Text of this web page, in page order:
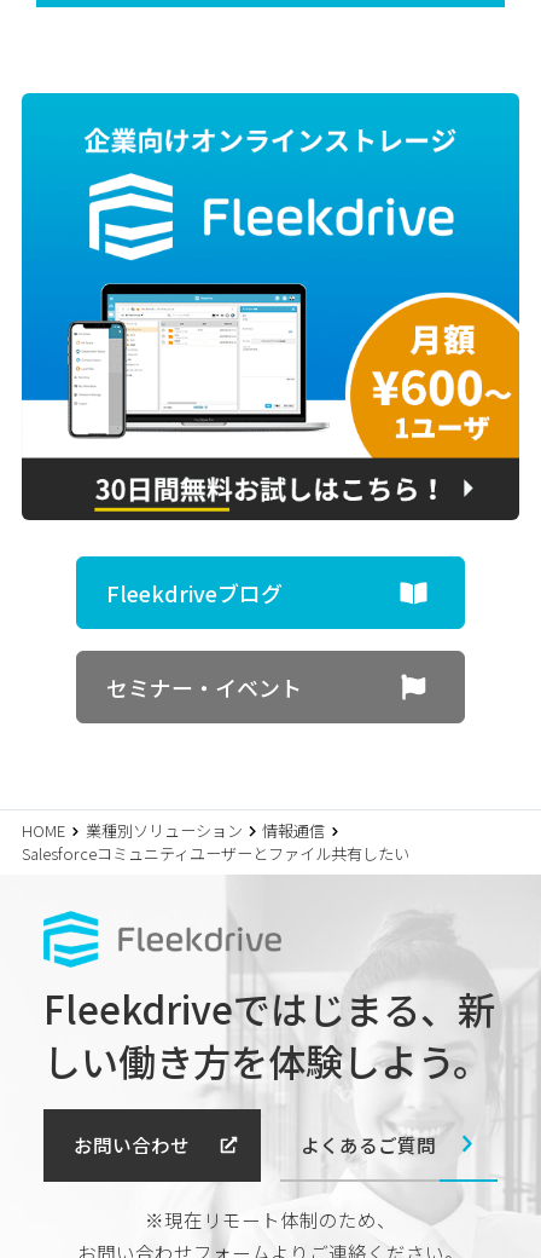
Fleekdriveブログ
セミナー・イベント
HOME 業種別ソリューション
情報通信
Salesforceコミュニティユーザーとファイル共有したい
Fleekdriveではじまる、 新
しい働き方を体験しよう。
お問い合わせ よくあるご質問
※現在リモート体制のため、
お問い合わせフォームよりご連絡ください。